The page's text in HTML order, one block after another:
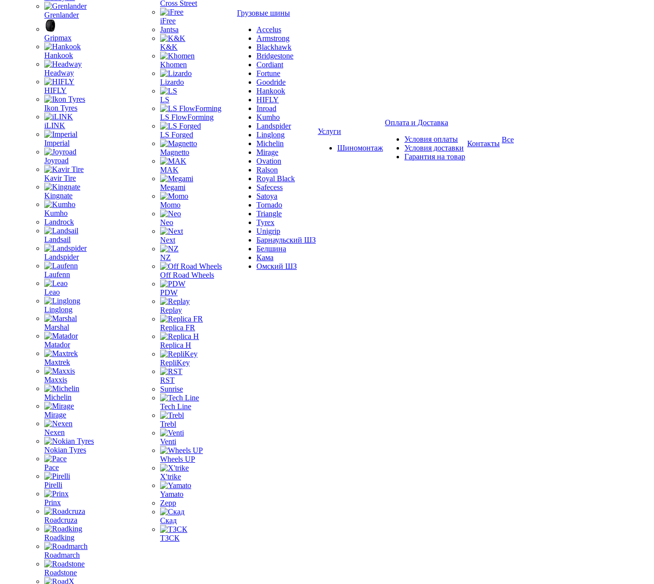
Grenlander
Gripmax
Hankook
Headway
HIFLY
Ikon Tyres
iLINK
Imperial
Joyroad
Kavir Tire
Kingnate
Kumho
Landrock
Landsail
Landspider
Laufenn
Leao
Linglong
Marshal
Matador
Maxtrek
Maxxis
Michelin
Mirage
Nexen
Nokian Tyres
Pace
Pirelli
Prinx
Roadcruza
Roadking
Roadmarch
Roadstone
Cross Street
iFree
Jantsa
K&K
Khomen
Lizardo
LS
LS FlowForming
LS Forged
Magnetto
MAK
Megami
Momo
Neo
Next
NZ
Off Road Wheels
PDW
Replay
Replica FR
Replica H
RepliKey
RST
Sunrise
Tech Line
Trebl
Venti
Wheels UP
X'trike
Yamato
Zepp
Скад
ТЗСК
Грузовые шины
Accelus
Armstrong
Blackhawk
Bridgestone
Cordiant
Fortune
Goodride
Hankook
HIFLY
Inroad
Kumho
Landspider
Linglong
Michelin
Mirage
Ovation
Ralson
Royal Black
Safecess
Satoya
Tornado
Triangle
Tyrex
Unigrip
Барнаульский ШЗ
Белшина
Кама
Омский ШЗ
Услуги
Шиномонтаж
Оплата и Доставка
Условия оплаты
Условия доставки
Гарантия на товар
Контакты Все